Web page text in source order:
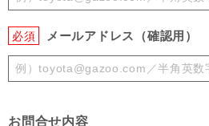
必須 メールアドレス（確認用）
お問合せ内容